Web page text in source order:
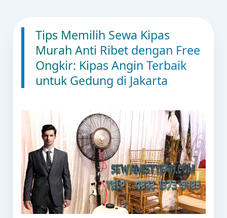
Tips Memilih Sewa Kipas
Murah Anti Ribet dengan Free
Ongkir: Kipas Angin Terbaik
untuk Gedung di Jakarta